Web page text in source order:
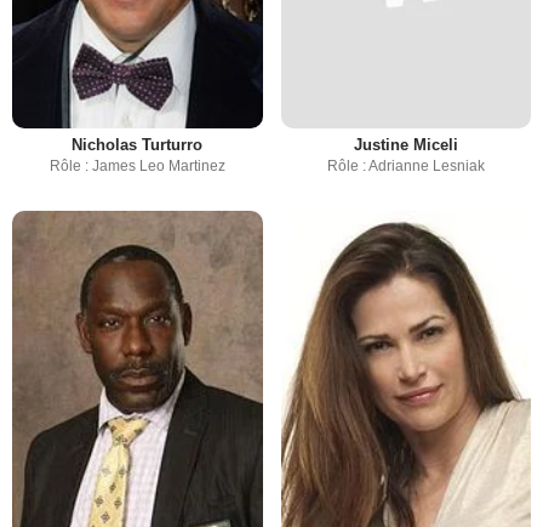
Nicholas Turturro
Rôle : James Leo Martinez
Justine Miceli
Rôle : Adrianne Lesniak